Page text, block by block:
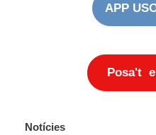
APP
Posa't
Notícies